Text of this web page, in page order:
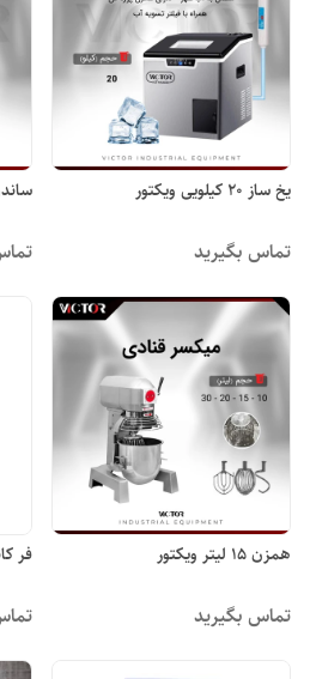
یخ ساز ۲۰ کیلویی ویکتور
تماس بگیرید
همزن ۱۵ لیتر ویکتور
تماس بگیرید
فر